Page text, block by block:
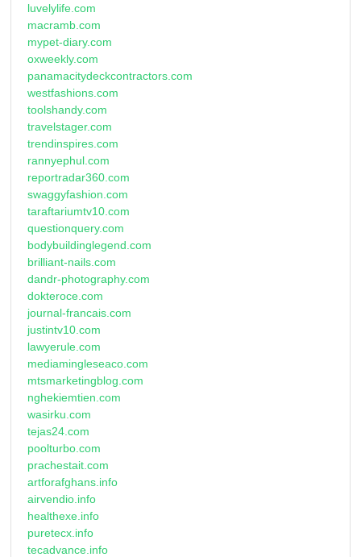
luvelylife.com
macramb.com
mypet-diary.com
oxweekly.com
panamacitydeckcontractors.com
westfashions.com
toolshandy.com
travelstager.com
trendinspires.com
rannyephul.com
reportradar360.com
swaggyfashion.com
taraftariumtv10.com
questionquery.com
bodybuildinglegend.com
brilliant-nails.com
dandr-photography.com
dokteroce.com
journal-francais.com
justintv10.com
lawyerule.com
mediamingleseaco.com
mtsmarketingblog.com
nghekiemtien.com
wasirku.com
tejas24.com
poolturbo.com
prachestait.com
artforafghans.info
airvendio.info
healthexe.info
puretecx.info
tecadvance.info